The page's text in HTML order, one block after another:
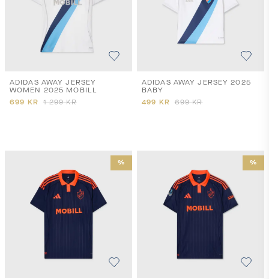
ADIDAS AWAY JERSEY
WOMEN 2025 MOBILL
699 KR 1 299 KR
ADIDAS AWAY JERSEY 2025
BABY
499 KR 699 KR
% %